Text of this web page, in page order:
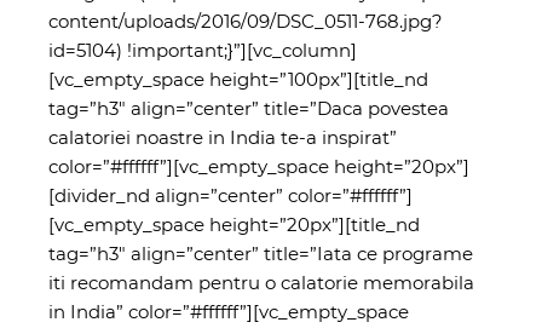
content/uploads/2016/09/DSC_0511-768.jpg?
id=5104) !important;}”][vc_column]
[vc_empty_space height=”100px”][title_nd
tag=”h3″ align=”center” title=”Daca povestea
calatoriei noastre in India te-a inspirat”
color=”#ffffff”][vc_empty_space height=”20px”]
[divider_nd align=”center” color=”#ffffff”]
[vc_empty_space height=”20px”][title_nd
tag=”h3″ align=”center” title=”Iata ce programe
iti recomandam pentru o calatorie memorabila
in India” color=”#ffffff”][vc_empty_space